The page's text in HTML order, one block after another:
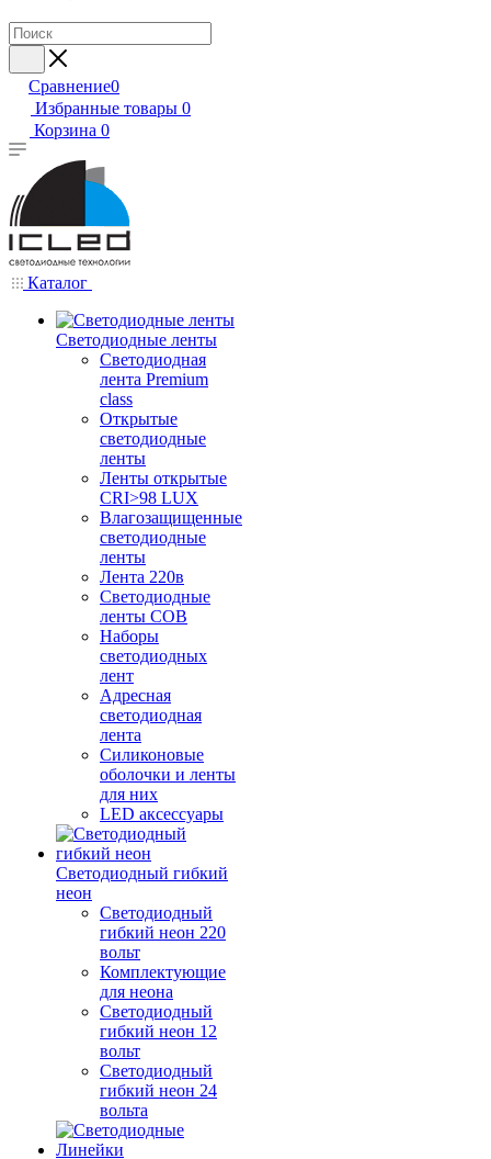
Сравнение0
Избранные товары 0
Корзина 0
Каталог
Светодиодные ленты
Светодиодная
лента Premium
class
Открытые
светодиодные
ленты
Ленты открытые
CRI>98 LUX
Влагозащищенные
светодиодные
ленты
Лента 220в
Светодиодные
ленты COB
Наборы
светодиодных
лент
Адресная
светодиодная
лента
Силиконовые
оболочки и ленты
для них
LED аксессуары
Светодиодный гибкий
неон
Светодиодный
гибкий неон 220
вольт
Комплектующие
для неона
Светодиодный
гибкий неон 12
вольт
Светодиодный
гибкий неон 24
вольта